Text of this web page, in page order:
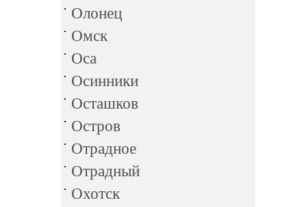
Олонец
Омск
Оса
Осинники
Осташков
Остров
Отрадное
Отрадный
Охотск